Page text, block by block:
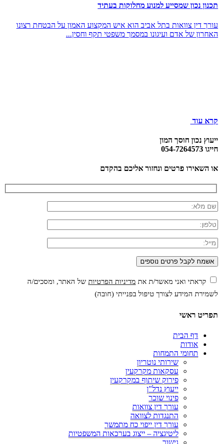
תכנון נכון שמסייע למנוע מחלוקות בעתיד
עורך דין צוואות בתל אביב הוא איש המקצוע האמון על הבטחת רצונו
האחרון של אדם ועיגונו במסמך משפטי תקף וחסין...
קרא עוד
ייעוץ נכון חוסך המון
חייגו 054-7264573
או השאירו פרטים ונחזור אליכם בהקדם
קראתי ואני מאשר/ת את מדיניות הפרטיות של האתר, ומסכים/ה
לשמירת המידע לצורך טיפול בפנייתי (חובה)
תפריט ראשי
דף הבית
אודות
תחומי התמחות
שירותי נוטריון
עסקאות מקרקעין
פירוק שיתוף במקרקעין
ייעוץ נדל"ן
פינוי שוכר
עורך דין צוואות
התנגדות לצוואה
עורך דין ייפוי כח מתמשך
ליטיגציה – ייצוג בערכאות המשפטיות
גישור